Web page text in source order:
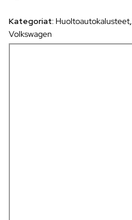
Kategoriat: Huoltoautokalusteet,
Volkswagen